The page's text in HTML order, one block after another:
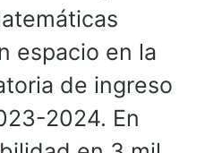
espacio en la
de ingreso
2024. En